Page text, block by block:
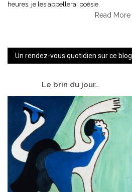
heures, je les appellerai poésie.
Read More
Un rendez-vous quotidien sur ce blog
Le brin du jour…